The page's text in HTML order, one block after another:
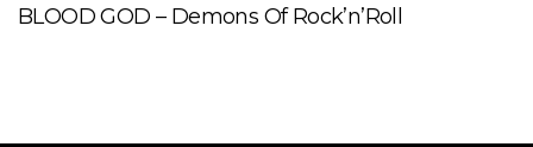
BLOOD GOD – Demons Of Rock’n’Roll